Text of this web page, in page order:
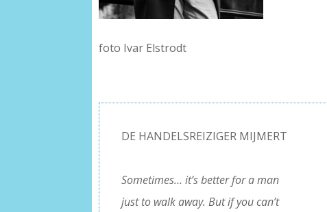
foto Ivar Elstrodt
DE HANDELSREIZIGER MIJMERT
Sometimes… it’s better for a man
just to walk away. But if you can’t